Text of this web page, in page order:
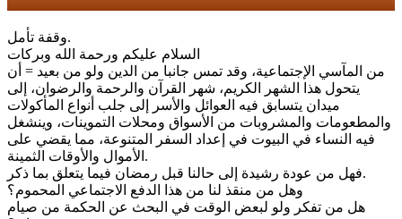
وقفة تأمل.
السلام عليكم ورحمة الله وبركات
من المآسي الإجتماعية، وقد تمس جانبا من الدين ولو من بعيد = أن
يتحول هذا الشهر الكريم، شهر القرآن والرحمة والرضوان، إلى
ميدان يتسابق فيه العوائل والأسر إلى جلب أنواع المأكولات
والمطعومات والمشروبات من الأسواق ومحلات التموينات، وينشغل
فيه النساء في البيوت في إعداد السفر المتنوعة، مما يقضي على
الأموال والأوقات الثمينة.
فهل من عودة رشيدة إلى حالنا قبل رمضان فيما يتعلق بما ذكر.
وهل من منقذ لنا من هذا الدفع الاجتماعي المحموم؟
هل من تفكر ولو لبعض الوقت في البحث عن الحكمة من صيام